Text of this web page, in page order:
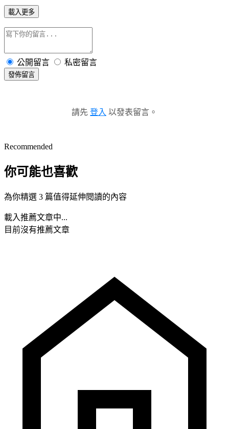
載入更多
公開留言 私密留言
發佈留言
請先 登入 以發表留言。
Recommended
你可能也喜歡
為你精選 3 篇值得延伸閱讀的內容
載入推薦文章中...
目前沒有推薦文章